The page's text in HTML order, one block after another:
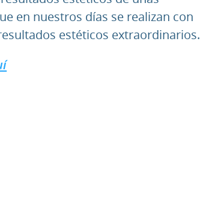
en nuestros días se realizan con
estéticos extraordinarios.